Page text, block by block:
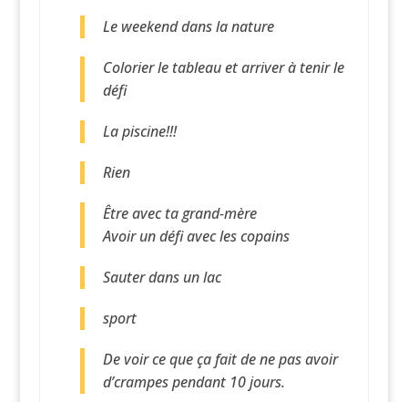
Le weekend dans la nature
Colorier le tableau et arriver à tenir le
défi
La piscine!!!
Rien
Être avec ta grand-mère
Avoir un défi avec les copains
Sauter dans un lac
sport
De voir ce que ça fait de ne pas avoir
d’crampes pendant 10 jours.